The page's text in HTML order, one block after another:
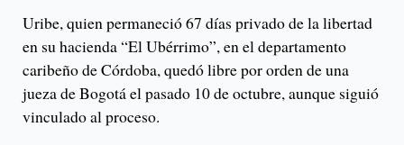
Uribe, quien permaneció 67 días privado de la libertad
en su hacienda “El Ubérrimo”, en el departamento
caribeño de Córdoba, quedó libre por orden de una
jueza de Bogotá el pasado 10 de octubre, aunque siguió
vinculado al proceso.